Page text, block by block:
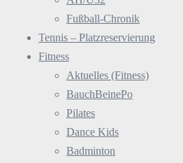
Fußball-Chronik
Tennis – Platzreservierung
Fitness
Aktuelles (Fitness)
BauchBeinePo
Pilates
Dance Kids
Badminton